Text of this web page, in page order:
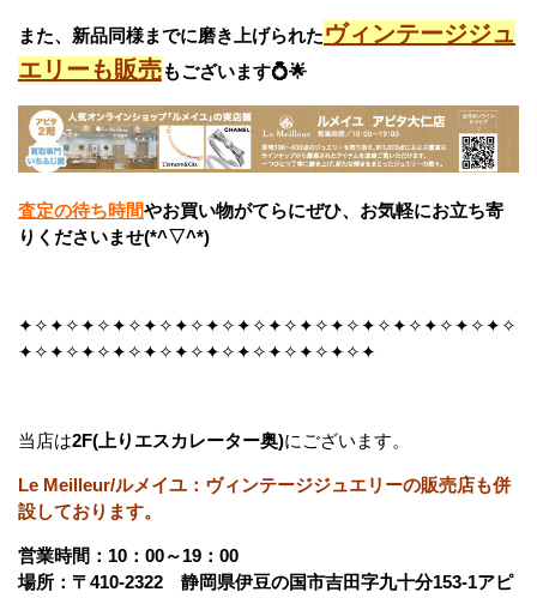
また、新品同様までに磨き上げられたヴィンテージジュ
エリーも販売もございます💍🌟
査定の待ち時間やお買い物がてらにぜひ、お気軽にお立ち寄
りくださいませ(*^▽^*)
✦✧✦✧✦✧✦✧✦✧✦✧✦✧✦✧✦✧✦✧✦✧✦✧✦✧✦✧✦✧✦✧
✦✧✦✧✦✧✦✧✦✧✦✧✦✧✦✧✦✧✦✧✦✧✦
当店は2F(上りエスカレーター奥)にございます。
Le Meilleur/ルメイユ：ヴィンテージジュエリーの販売店も併
設しております。
営業時間：10：00～19：00
場所：〒410-2322 静岡県伊豆の国市吉田字九十分153-1アピ